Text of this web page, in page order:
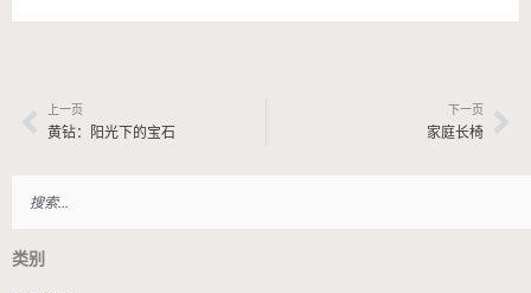
上一页
上一页
黄钻：阳光下的宝石
下一页
家庭长椅下
类别